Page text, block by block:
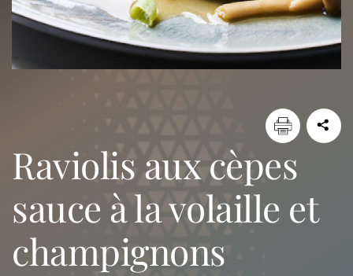
raviolis aux cèpes
sauce à la volaille et
champignons